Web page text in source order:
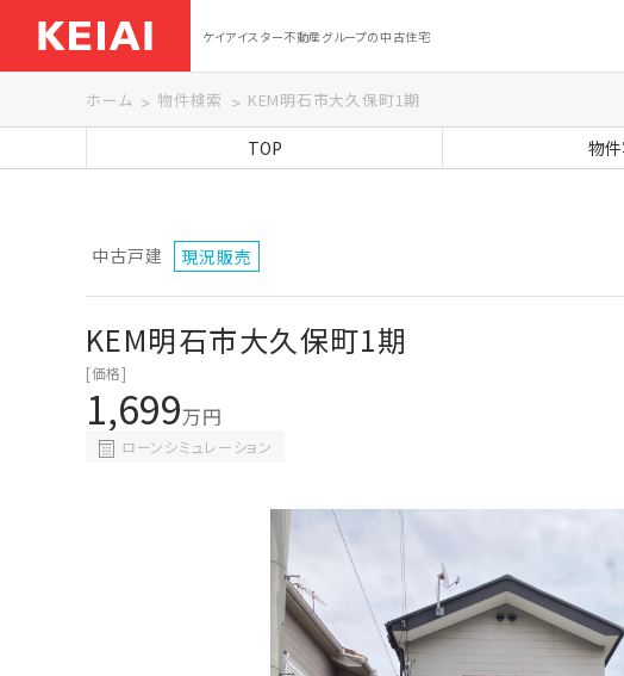
ケイアイスター不動産グループの中古住宅
ホーム 物件検索 KEM明石市大久保町1期
TOP 物
中古戸建 現況販売
KEM明石市大久保町1期
[価格]
1,699万円
ローンシミュレーション